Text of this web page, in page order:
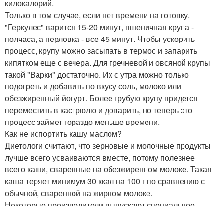
килокалорий.
Только в том случае, если нет времени на готовку.
"Геркулес" варится 15-20 минут, пшеничная крупа -
полчаса, а перловка - все 45 минут. Чтобы ускорить
процесс, крупу можно засыпать в термос и запарить
кипятком еще с вечера. Для гречневой и овсяной крупы
такой "Варки" достаточно. Их с утра можно только
подогреть и добавить по вкусу соль, молоко или
обезжиренный йогурт. Более грубую крупу придется
переместить в кастрюлю и доварить, но теперь это
процесс займет гораздо меньше времени.
Как не испортить кашу маслом?
Диетологи считают, что зерновые и молочные продукты
лучше всего усваиваются вместе, потому полезнее
всего каши, сваренные на обезжиренном молоке. Такая
каша теряет минимум 30 ккал на 100 г по сравнению с
обычной, сваренной на жирном молоке.